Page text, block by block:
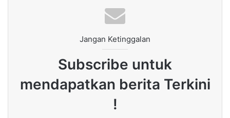
Jangan Ketinggalan
Subscribe untuk
mendapatkan berita Terkini
!